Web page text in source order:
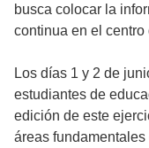
busca colocar la
continua en el
Los días 1 y 2 de
estudiantes de
edición de este
áreas